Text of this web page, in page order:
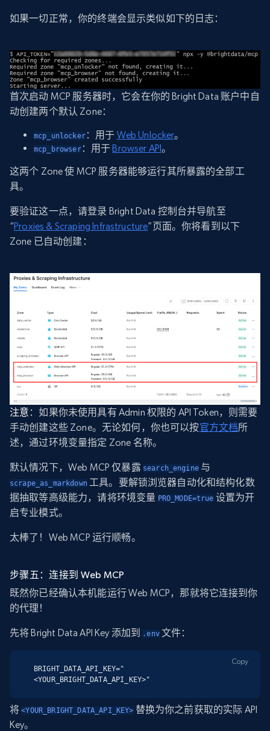
如果一切正常，你的终端会显示类似如下的日志：
首次启动 MCP 服务器时，它会在你的 Bright Data 账户中自
动创建两个默认 Zone：
mcp_unlocker：用于 Web Unlocker。
mcp_browser：用于Browser API。
这两个 Zone 使 MCP 服务器能够运行其所暴露的全部工
具。
要验证这一点，请登录 Bright Data 控制台并导航至
“Proxies & Scraping Infrastructure”页面。你将看到以下
Zone 已自动创建：
注意 ：如果你未使用具有 Admin 权限的 API Token，则需要
手动创建这些 Zone。无论如何，你也可以按官方文档所
述，通过环境变量指定 Zone 名称。
默认情况下，Web MCP 仅暴露 search_engine与
scrape_as_markdown工具。要解锁浏览器自动化和结构化数
据抽取等高级能力，请将环境变量 PRO_MODE=true 设置为开
启专业模式。
太棒了！Web MCP 运行顺畅。
步骤五：连接到 Web MCP
既然你已经确认本机能运行 Web MCP，那就将它连接到你
的代理！
先将 Bright Data API Key 添加到 .env文件：
BRIGHT_DATA_API_KEY="
<YOUR_BRIGHT_DATA_API_KEY>"
Copy
将<YOUR_BRIGHT_DATA_API_KEY> 替换为你之前获取的实际 API
Key。